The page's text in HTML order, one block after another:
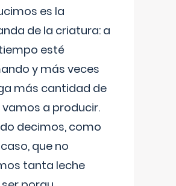
es la
de la criatura: a
esté
y más veces
más cantidad de
vamos a producir.
decimos, como
que no
tanta leche